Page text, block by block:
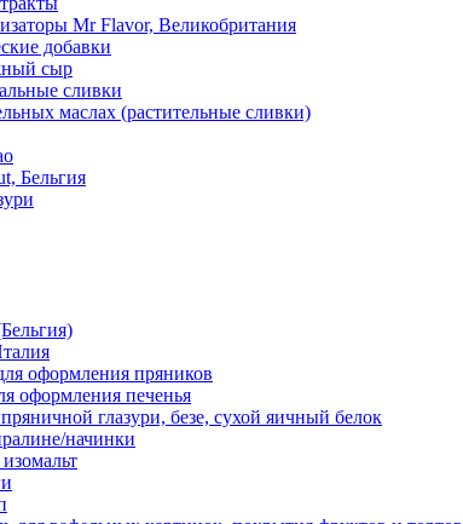
Mr Flavor, Великобритания
добавки
сыр
сливки
маслах (растительные сливки)
Бельгия
оформления пряников
оформления печенья
глазури, безе, сухой яичный белок
начинки